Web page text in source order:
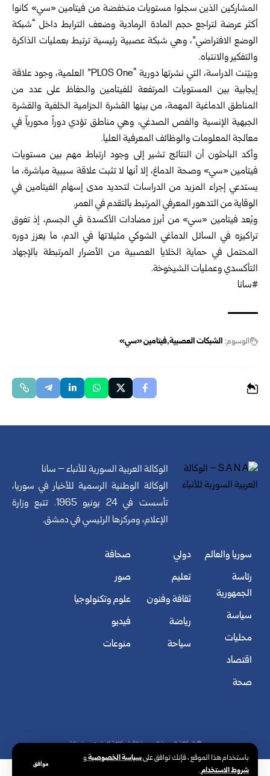
باستخدام هذا الموقع ، فإنك توافق علىسياسة الخصوصيةو
شروط الاستخدام.
موافق
المشاركين الذين سجلوا مستويات منخفضة من فيتامين «سي» كانوا
أكثر عرضة لتراجع حجم المادة الرمادية وضعف الترابط داخل “شبكة
الوضع الافتراضي”، وهي شبكة عصبية رئيسية ترتبط بعمليات الذاكرة
والتفكير والانتباه.
وبيّنت الدراسة، التي نشرتها دورية “PLOS One” العلمية، وجود علاقة
إيجابية بين المستويات المرتفعة للفيتامين والحفاظ على عدد من
المناطق الدماغية المهمة، من بينها القشرة الحزامية الخلفية والقشرة
الجبهية الإنسية والفص الصدغي، وهي مناطق تؤدي دوراً محورياً في
معالجة المعلومات والوظائف المعرفية العليا.
وأكد الباحثون أن النتائج تشير إلى وجود ارتباط مهم بين مستويات
فيتامين «سي» وصحة الدماغ، إلا أنها لا تثبت علاقة سببية مباشرة، ما
يستدعي إجراء المزيد من الدراسات لتحديد مدى إسهام الفيتامين في
الوقاية من التدهور المعرفي المرتبط بالتقدم في العمر.
ويُعد فيتامين «سي» من أبرز مضادات الأكسدة في الجسم، إذ تفوق
تراكيزه في السائل الدماغي الشوكي مثيلاتها في الدم، ما يعزز دوره
المحتمل في حماية الخلايا العصبية من الأضرار المرتبطة بالإجهاد
التأكسدي وعمليات الشيخوخة.
#سانا
الوسوم: الشبكات العصبية فيتامين «سي»
الوكالة العربية السورية للأنباء – سانا
الوكالة الوطنية الرسمية للأخبار في سوريا،
تأسست في 24 يونيو 1965. تتبع وزارة
الإعلام، ومركزها الرئيسي في دمشق.
سوريا والعالم
رئاسة
الجمهورية
سياسة
محليات
اقتصاد
صحة
دولي
تعليم
ثقافة وفنون
رياضة
سياحة
صحافة
صور
علوم وتكنولوجيا
فيديو
منوعات
© الوكالة العربية السورية للأنباء. كافة الحقوق محفوظة.